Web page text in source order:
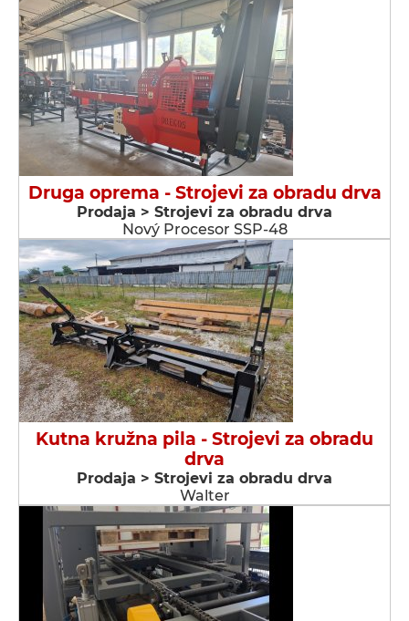
Druga oprema - Strojevi za obradu drva
Prodaja > Strojevi za obradu drva
Nový Procesor SSP-48
Kutna kružna pila - Strojevi za obradu
drva
Prodaja > Strojevi za obradu drva
Walter